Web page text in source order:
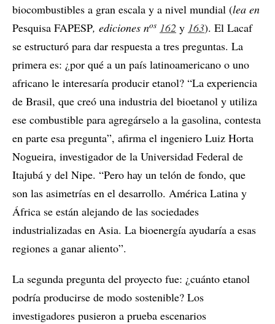
biocombustibles a gran escala y a nivel mundial (lea en
Pesquisa FAPESP, ediciones nos 162 y 163). El Lacaf
se estructuró para dar respuesta a tres preguntas. La
primera es: ¿por qué a un país latinoamericano o uno
africano le interesaría producir etanol? “La experiencia
de Brasil, que creó una industria del bioetanol y utiliza
ese combustible para agregárselo a la gasolina, contesta
en parte esa pregunta”, afirma el ingeniero Luiz Horta
Nogueira, investigador de la Universidad Federal de
Itajubá y del Nipe. “Pero hay un telón de fondo, que
son las asimetrías en el desarrollo. América Latina y
África se están alejando de las sociedades
industrializadas en Asia. La bioenergía ayudaría a esas
regiones a ganar aliento”.
La segunda pregunta del proyecto fue: ¿cuánto etanol
podría producirse de modo sostenible? Los
investigadores pusieron a prueba escenarios